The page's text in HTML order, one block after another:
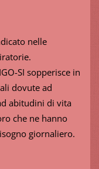
nelle
SI sopperisce in
dovute ad
abitudini di vita
che ne hanno
giornaliero.